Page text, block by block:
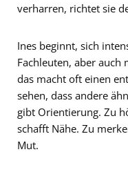
verharren, richtet sie
Ines beginnt, sich
Fachleuten, aber auch
das macht oft einen
sehen, dass andere
gibt Orientierung. Zu
schafft Nähe. Zu
Mut.